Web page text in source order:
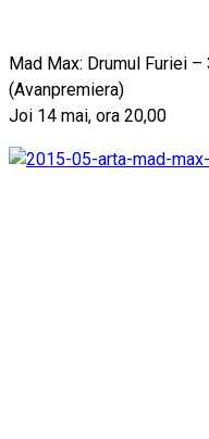
Mad Max: Drumul Furiei
(Avanpremiera)
Joi 14 mai, ora 20,00